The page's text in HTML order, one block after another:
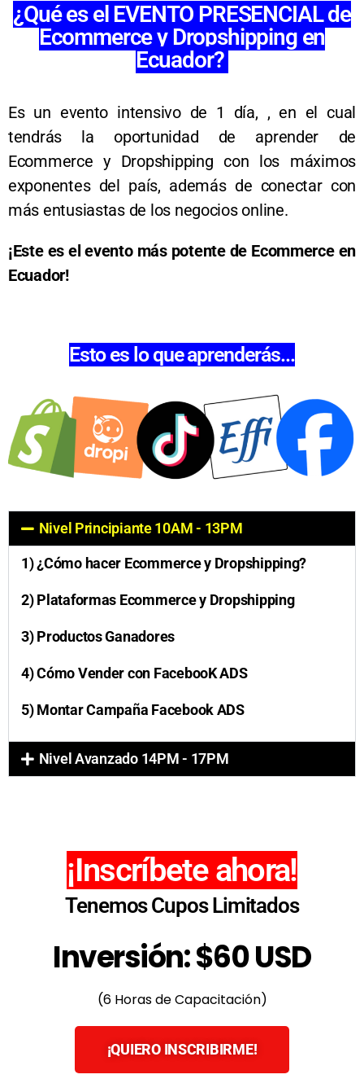
¿Qué es el EVENTO PRESENCIAL de
Ecommerce y Dropshipping en
Ecuador?
Es un evento intensivo de 1 día, , en el cual
tendrás la oportunidad de aprender de
Ecommerce y Dropshipping con los máximos
exponentes del país, además de conectar con
más entusiastas de los negocios online.
¡Este es el evento más potente de Ecommerce en
Ecuador!
Esto es lo que aprenderás...
Nivel Principiante 10AM - 13PM
1) ¿Cómo hacer Ecommerce y Dropshipping?
2) Plataformas Ecommerce y Dropshipping
3) Productos Ganadores
4) Cómo Vender con FacebooK ADS
5) Montar Campaña Facebook ADS
Nivel Avanzado 14PM - 17PM
¡Inscríbete ahora!
Tenemos Cupos Limitados
Inversión: $60 USD
(6 Horas de Capacitación)
¡QUIERO INSCRIBIRME!